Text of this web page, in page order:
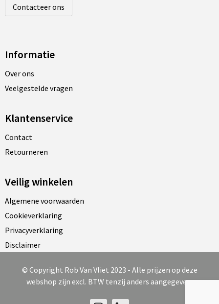
Contacteer ons
Informatie
Over ons
Veelgestelde vragen
Klantenservice
Contact
Retourneren
Veilig winkelen
Algemene voorwaarden
Cookieverklaring
Privacyverklaring
Disclaimer
© Copyright Rob Van Vliet 2023 - Alle prijzen op deze
webshop zijn excl. BTW tenzij anders aangegeven.